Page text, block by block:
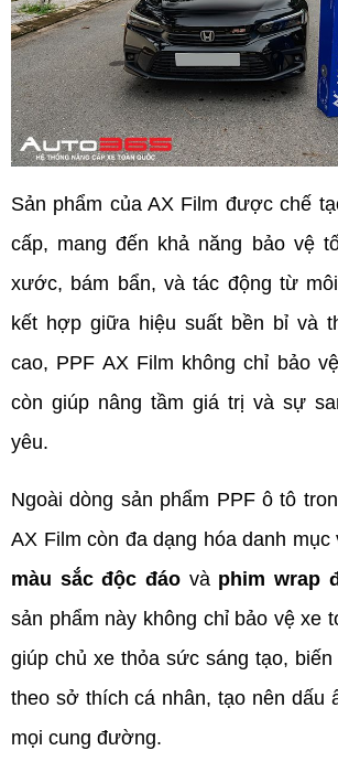
Sản phẩm của AX Film được chế
cấp, mang đến khả năng bảo vệ
xước, bám bẩn, và tác động từ
kết hợp giữa hiệu suất bền bỉ và
cao, PPF AX Film không chỉ bảo
còn giúp nâng tầm giá trị và sự
yêu.
Ngoài dòng sản phẩm PPF ô tô
AX Film còn đa dạng hóa danh mục
màu sắc độc đáo và phim wrap
sản phẩm này không chỉ bảo vệ xe
giúp chủ xe thỏa sức sáng tạo, biến
theo sở thích cá nhân, tạo nên dấu
mọi cung đường.